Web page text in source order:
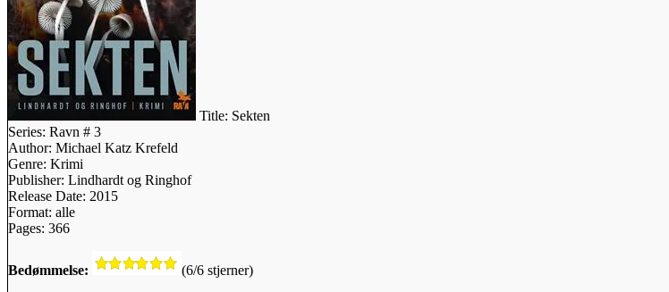
Title: Sekten
Series: Ravn # 3
Author: Michael Katz Krefeld
Genre: Krimi
Publisher: Lindhardt og Ringhof
Release Date: 2015
Format: alle
Pages: 366
Bedømmelse: (6/6 stjerner)